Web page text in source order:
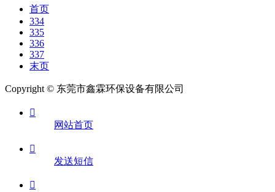
首页
334
335
336
337
末页
Copyright © 东莞市鑫霖环保设备有限公司

网站首页

发送短信
